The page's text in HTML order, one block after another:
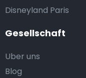
Gesellschaft
Uber uns
Blog
Disneyland Paris